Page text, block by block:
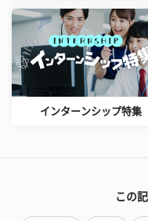
インターンシップ特集
この